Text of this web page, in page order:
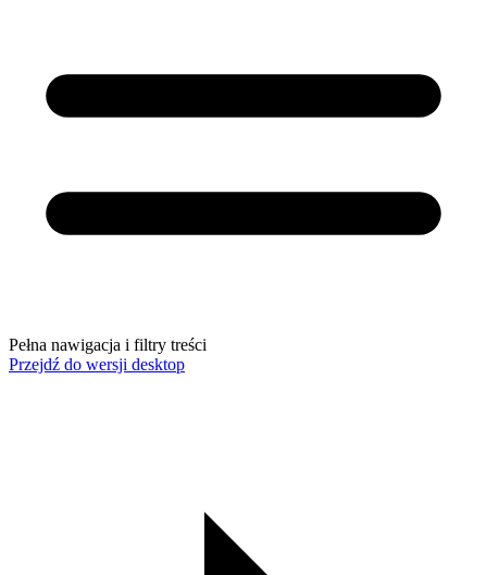
Pełna nawigacja i filtry treści
Przejdź do wersji desktop